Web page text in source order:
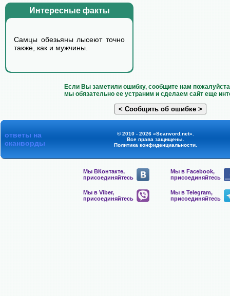
Интересные факты
Самцы обезьяны лысеют точно
также, как и мужчины.
Если Вы заметили ошибку, сообщите нам
мы обязательно ее устраним и сделаем сайт еще
ответы на
сканворды
© 2010 - 2026 «Scanvord.net».
Все права защищены.
Политика конфиденциальности.
Мы ВКонтакте,
присоединяйтесь
Мы в Facebook,
присоединяйтесь
Мы в Viber,
присоединяйтесь
Мы в Telegram,
присоединяйтесь